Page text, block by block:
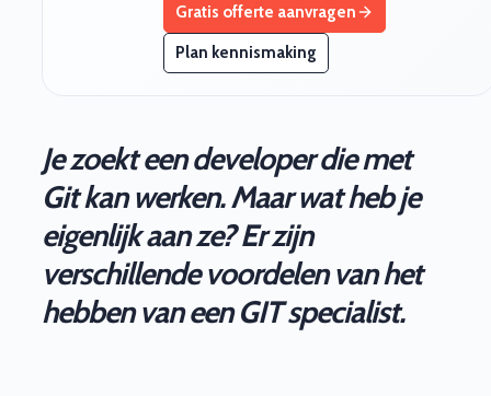
Gratis offerte aanvragen
Plan kennismaking
Je zoekt een developer die met
Git kan werken. Maar wat heb je
eigenlijk aan ze? Er zijn
verschillende voordelen van het
hebben van een GIT specialist.